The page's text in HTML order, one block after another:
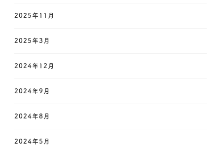
す
?
2025年11月
2025年3月
2024年12月
2024年9月
2024年8月
2024年5月